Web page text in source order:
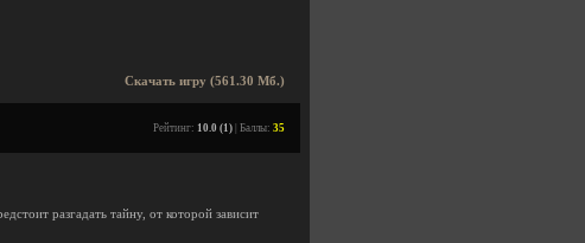
Скачать игру (561.30 Мб.)
Рейтинг: 10.0 (1) | Баллы: 35
разгадать тайну, от которой зависит